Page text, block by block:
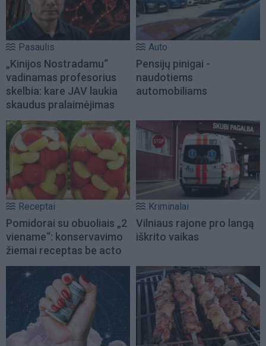
Pasaulis
„Kinijos Nostradamu“
vadinamas profesorius
skelbia: kare JAV laukia
skaudus pralaimėjimas
Auto
Pensijų pinigai -
naudotiems
automobiliams
Receptai
Pomidorai su obuoliais „2
viename“: konservavimo
žiemai receptas be acto
Kriminalai
Vilniaus rajone pro langą
iškrito vaikas